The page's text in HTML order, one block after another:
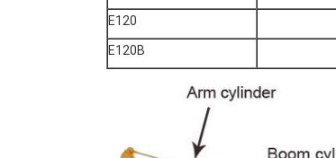
E120
E120B